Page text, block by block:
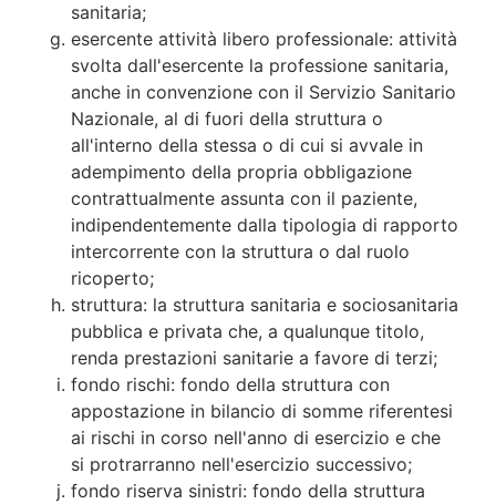
sanitaria;
esercente attività libero professionale: attività
svolta dall'esercente la professione sanitaria,
anche in convenzione con il Servizio Sanitario
Nazionale, al di fuori della struttura o
all'interno della stessa o di cui si avvale in
adempimento della propria obbligazione
contrattualmente assunta con il paziente,
indipendentemente dalla tipologia di rapporto
intercorrente con la struttura o dal ruolo
ricoperto;
struttura: la struttura sanitaria e sociosanitaria
pubblica e privata che, a qualunque titolo,
renda prestazioni sanitarie a favore di terzi;
fondo rischi: fondo della struttura con
appostazione in bilancio di somme riferentesi
ai rischi in corso nell'anno di esercizio e che
si protrarranno nell'esercizio successivo;
fondo riserva sinistri: fondo della struttura